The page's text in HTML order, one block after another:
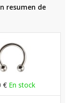
resumen de
€ En stock